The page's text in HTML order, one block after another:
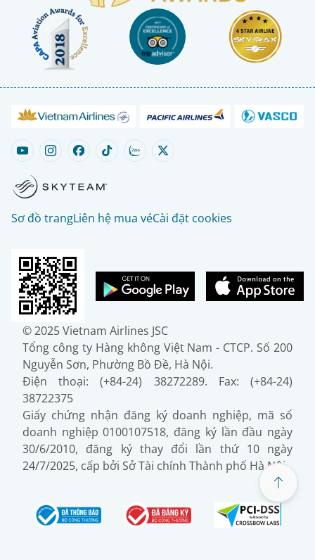
Sơ đồ trangLiên hệ mua véCài đặt cookies
© 2025 Vietnam Airlines JSC
Tổng công ty Hàng không Việt Nam - CTCP. Số 200
Nguyễn Sơn, Phường Bồ Đề, Hà Nội.
Điện thoại: (+84-24) 38272289. Fax: (+84-24)
38722375
Giấy chứng nhận đăng ký doanh nghiệp, mã số
doanh nghiệp 0100107518, đăng ký lần đầu ngày
30/6/2010, đăng ký thay đổi lần thứ 10 ngày
24/7/2025, cấp bởi Sở Tài chính Thành phố Hà Nội.